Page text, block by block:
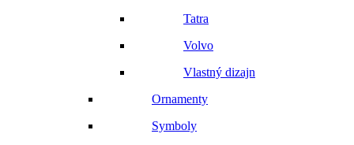
Tatra
Volvo
Vlastný dizajn
Ornamenty
Symboly